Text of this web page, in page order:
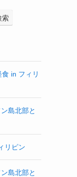
索
in フィリ
島北部と
リピン
島北部と